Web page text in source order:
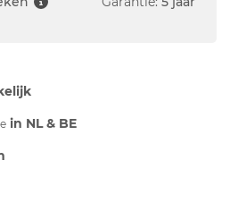
in NL & BE